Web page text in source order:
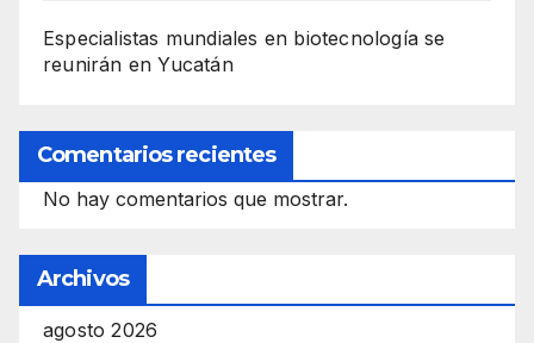
Especialistas mundiales en biotecnología se
reunirán en Yucatán
Comentarios recientes
No hay comentarios que mostrar.
Archivos
agosto 2026